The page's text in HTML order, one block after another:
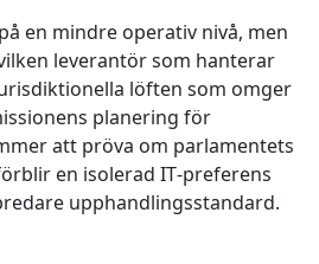
en mindre operativ nivå, men
leverantör som hanterar
löften som omger
planering för
att pröva om parlamentets
en isolerad IT‑preferens
upphandlingsstandard.